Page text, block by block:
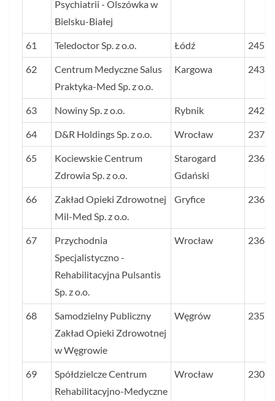
Psychiatrii - Olszówka w
Bielsku-Białej
61 Teledoctor Sp. z o.o. Łódź 245
62
Centrum Medyczne Salus
Praktyka-Med Sp. z o.o.
Kargowa 243
63 Nowiny Sp. z o.o. Rybnik 242
64 D&R Holdings Sp. z o.o. Wrocław 237
65
Kociewskie Centrum
Zdrowia Sp. z o.o.
Starogard
Gdański
236
66
Zakład Opieki Zdrowotnej
Mil-Med Sp. z o.o.
Gryfice 236
67
Przychodnia
Specjalistyczno -
Rehabilitacyjna Pulsantis
Sp. z o.o.
Wrocław 236
68
Samodzielny Publiczny
Zakład Opieki Zdrowotnej
w Węgrowie
Węgrów 235
69
Spółdzielcze Centrum
Rehabilitacyjno-Medyczne
Wrocław 230